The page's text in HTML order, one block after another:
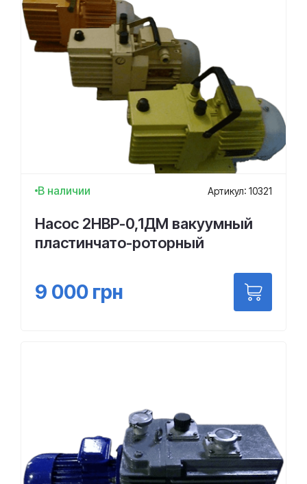
В наличии Артикул: 10321
Насос 2НВР-0,1ДМ вакуумный
пластинчато-роторный
9 000 грн